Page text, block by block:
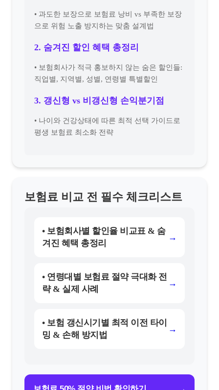
• 과도한 보장으로 보험료 낭비 vs 부족한 보장
으로 위험 노출 방지하는 맞춤 설계법
2. 숨겨진 할인 혜택 총정리
• 보험회사가 적극 홍보하지 않는 숨은 할인들:
직업별, 지역별, 성별, 연령별 특별할인
3. 갱신형 vs 비갱신형 손익분기점
• 나이와 건강상태에 따른 최적 선택 가이드로
평생 보험료 최소화 전략
보험료 비교 전 필수 체크리스트
• 보험회사별 할인율 비교표 & 숨
겨진 혜택 총정리
→
• 연령대별 보험료 절약 극대화 전
략 & 실제 사례
→
• 보험 갱신시기별 최적 이전 타이
밍 & 손해 방지법
→